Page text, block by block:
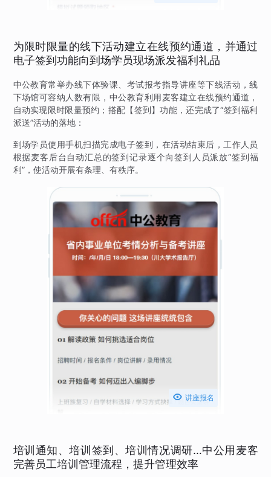
为限时限量的线下活动建立在线预约通道，并通过
电子签到功能向到场学员现场派发福利礼品
中公教育常举办线下体验课、考试报考指导讲座等下线活动，线
下场馆可容纳人数有限，中公教育利用麦客建立在线预约通道，
自动实现限时限量预约；搭配【签到】功能，还完成了“签到福利
派送”活动的落地：
到场学员使用手机扫描完成电子签到，在活动结束后，工作人员
根据麦客后台自动汇总的签到记录逐个向签到人员派放“签到福
利”，使活动开展有条理、有秩序。
 讲座报名
培训通知、培训签到、培训情况调研…中公用麦客
完善员工培训管理流程，提升管理效率